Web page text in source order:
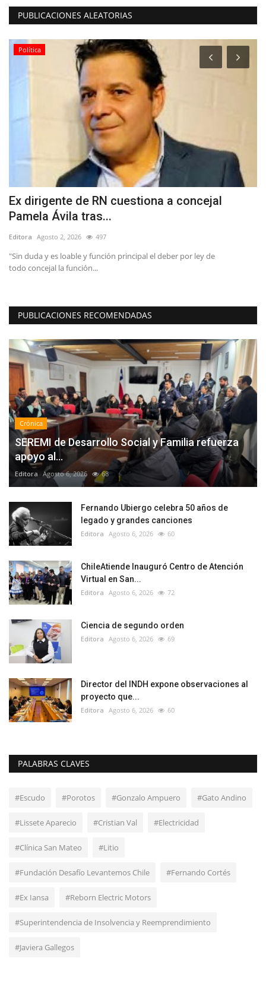
PUBLICACIONES ALEATORIAS
Política
Ex dirigente de RN cuestiona a concejal
Pamela Ávila tras...
Editora Agosto 2, 2026 497
"Sin duda y es loable y función principal el deber por ley de
todo concejal la función...
PUBLICACIONES RECOMENDADAS
Crónica
SEREMI de Desarrollo Social y Familia refuerza
apoyo al...
Editora Agosto 6, 2026 68
Fernando Ubiergo celebra 50 años de
legado y grandes canciones
Editora Agosto 6, 2026 60
ChileAtiende Inauguró Centro de Atención
Virtual en San...
Editora Agosto 6, 2026 72
Ciencia de segundo orden
Editora Agosto 6, 2026 69
Director del INDH expone observaciones al
proyecto que...
Editora Agosto 6, 2026 60
PALABRAS CLAVES
#Escudo #Porotos #Gonzalo Ampuero #Gato Andino
#Lissete Aparecio #Cristian Val #Electricidad
#Clínica San Mateo #Litio
#Fundación Desafío Levantemos Chile #Fernando Cortés
#Ex Iansa #Reborn Electric Motors
#Superintendencia de Insolvencia y Reemprendimiento
#Javiera Gallegos